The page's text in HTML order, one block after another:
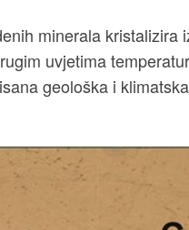
minerala kristalizira
uvjetima
geološka i